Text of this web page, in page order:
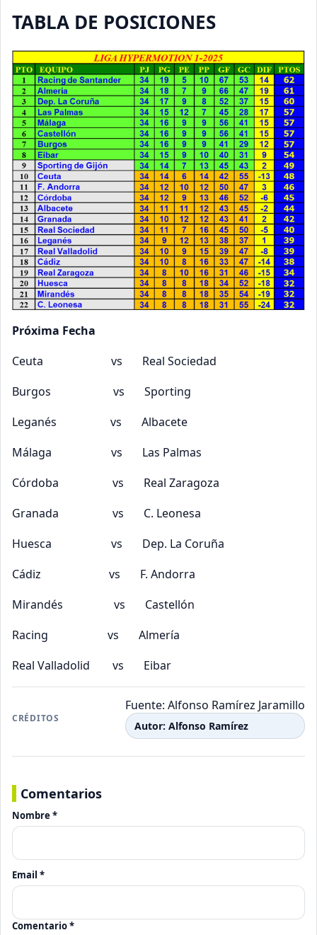
TABLA DE POSICIONES
Próxima Fecha
Ceuta vs Real Sociedad
Burgos vs Sporting
Leganés vs Albacete
Málaga vs Las Palmas
Córdoba vs Real Zaragoza
Granada vs C. Leonesa
Huesca vs Dep. La Coruña
Cádiz vs F. Andorra
Mirandés vs Castellón
Racing vs Almería
Real Valladolid vs Eibar
CRÉDITOS
Fuente: Alfonso Ramírez Jaramillo
Autor: Alfonso Ramírez
Comentarios
Nombre *
Email *
Comentario *